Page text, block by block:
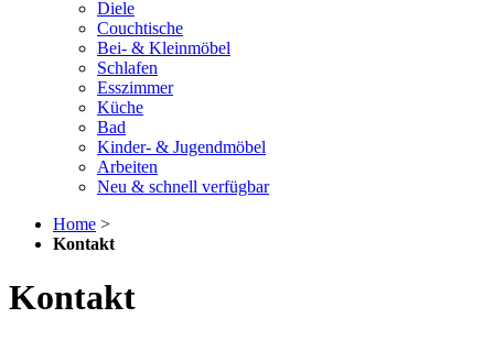
Diele
Couchtische
Bei- & Kleinmöbel
Schlafen
Esszimmer
Küche
Bad
Kinder- & Jugendmöbel
Arbeiten
Neu & schnell verfügbar
Home >
Kontakt
Kontakt